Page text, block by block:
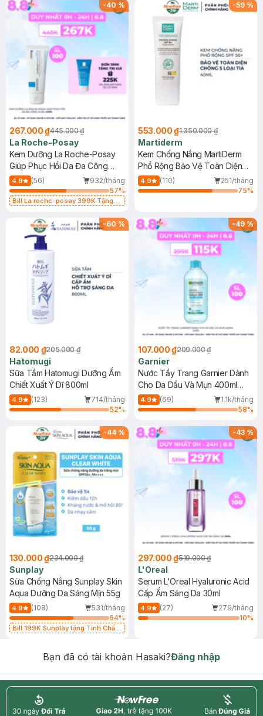
-40%
267.000 ₫445.000 ₫
La Roche-Posay
Kem Dưỡng La Roche-Posay
Giúp Phục Hồi Da Đa Công
Dụng 40ml
4.9 (56)
932/tháng
57%
Bill La roche-posay 399K Tặng
(SL có hạn)
-59 %
553.000 ₫1.350.000 ₫
Martiderm
Kem Chống Nắng MartiDerm
Phổ Rộng Bảo Vệ Toàn Diện
40ml
4.9 (110)
251/tháng
75%
-60 %
82.000 ₫205.000 ₫
Hatomugi
Sữa Tắm Hatomugi Dưỡng Ẩm
Chiết Xuất Ý Dĩ 800ml
4.9 (123)
714/tháng
52%
-49%
107.000 ₫209.000 ₫
Garnier
Nước Tẩy Trang Garnier Dành
Cho Da Dầu Và Mụn 400ml
(Mới)
4.9 (69)
1.1k/tháng
58%
-44 %
130.000 ₫234.000 ₫
Sunplay
Sữa Chống Nắng Sunplay Skin
Aqua Dưỡng Da Sáng Mịn 55g
4.9 (108)
531/tháng
64%
Bill 199K Sunplay tặng Tinh Chất
-43%
297.000 ₫519.000 ₫
L'Oreal
Serum L'Oreal Hyaluronic Acid
Cấp Ẩm Sáng Da 30ml
4.9 (27)
279/tháng
10%
Bạn đã có tài khoản Hasaki?Đăng nhập